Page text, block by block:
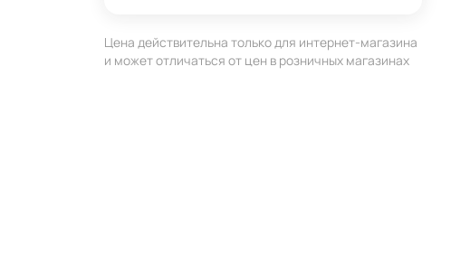
Цена действительна только для интернет-магазина
и может отличаться от цен в розничных магазинах